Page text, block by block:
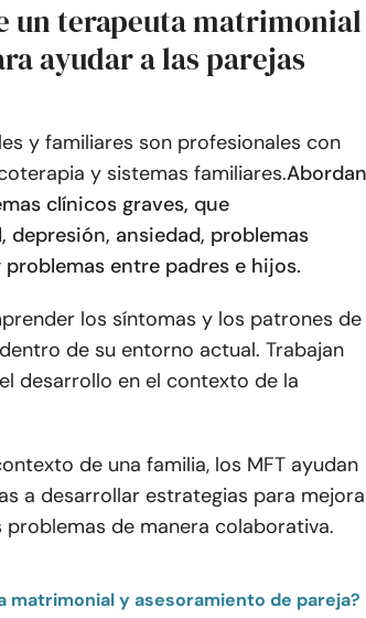
un terapeuta matrimonial
ayudar a las parejas
y familiares son profesionales con
y sistemas familiares.Abordan
clínicos graves, que
, depresión, ansiedad, problemas
entre padres e hijos.
los síntomas y los patrones de
de su entorno actual. Trabajan
desarrollo en el contexto de la
de una familia, los MFT ayudan
a desarrollar estrategias para
de manera colaborativa.
matrimonial y asesoramiento de pareja?